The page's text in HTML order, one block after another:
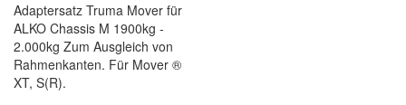
Adaptersatz Truma Mover für
ALKO Chassis M 1900kg -
2.000kg Zum Ausgleich von
Rahmenkanten. Für Mover ®
XT, S(R).